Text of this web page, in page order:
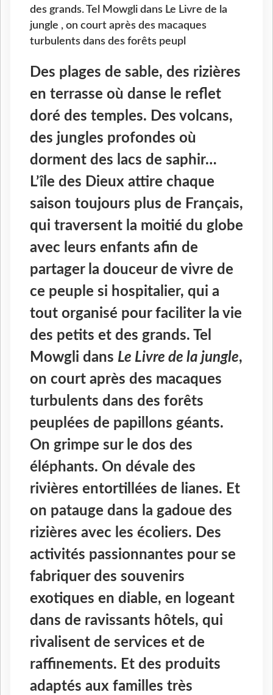
des grands. Tel Mowgli dans Le Livre de la
jungle , on court après des macaques
turbulents dans des forêts peupl
Des plages de sable, des rizières
en terrasse où danse le reflet
doré des temples. Des volcans,
des jungles profondes où
dorment des lacs de saphir…
L’île des Dieux attire chaque
saison toujours plus de Français,
qui traversent la moitié du globe
avec leurs enfants afin de
partager la douceur de vivre de
ce peuple si hospitalier, qui a
tout organisé pour faciliter la vie
des petits et des grands. Tel
Mowgli dans Le Livre de la jungle,
on court après des macaques
turbulents dans des forêts
peuplées de papillons géants.
On grimpe sur le dos des
éléphants. On dévale des
rivières entortillées de lianes. Et
on patauge dans la gadoue des
rizières avec les écoliers. Des
activités passionnantes pour se
fabriquer des souvenirs
exotiques en diable, en logeant
dans de ravissants hôtels, qui
rivalisent de services et de
raffinements. Et des produits
adaptés aux familles très